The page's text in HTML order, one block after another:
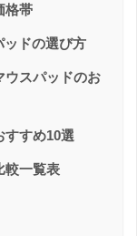
格帯
ッドの選び方
ウスパッドのお
すすめ10選
較一覧表